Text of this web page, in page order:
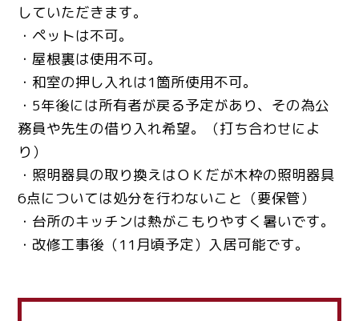
していただきます。
・ペットは不可。
・屋根裏は使用不可。
・和室の押し入れは1箇所使用不可。
・5年後には所有者が戻る予定があり、その為公
務員や先生の借り入れ希望。（打ち合わせによ
り）
・照明器具の取り換えはＯＫだが木枠の照明器具
6点については処分を行わないこと（要保管）
・台所のキッチンは熱がこもりやすく暑いです。
・改修工事後（11月頃予定）入居可能です。